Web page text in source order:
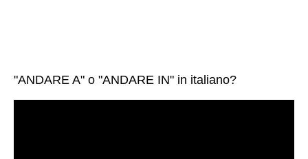
"ANDARE A" o "ANDARE IN" in italiano?